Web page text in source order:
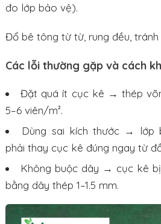
đo lớp bảo vệ).
Đổ bê tông từ từ, rung đều,
Các lỗi thường gặp và cách
Đặt quá ít cục kê → thép
5–6 viên/m².
Dùng sai kích thước →
phải thay cục kê đúng ngay từ
Không buộc dây → cục kê
bằng dây thép 1–1.5 mm.